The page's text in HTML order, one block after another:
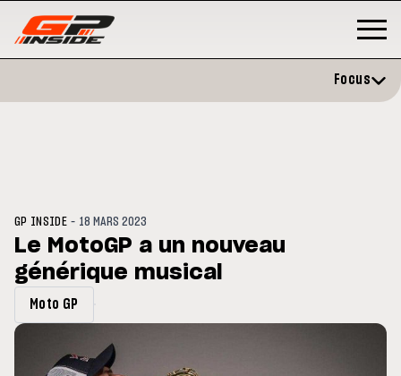
du GP de Grande-
MOTO GP
Focus
GP INSIDE - 18 MARS 2023
Le MotoGP a un nouveau
générique musical
Moto GP